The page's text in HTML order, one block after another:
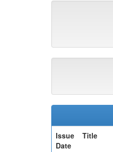
Issue
Date
Title